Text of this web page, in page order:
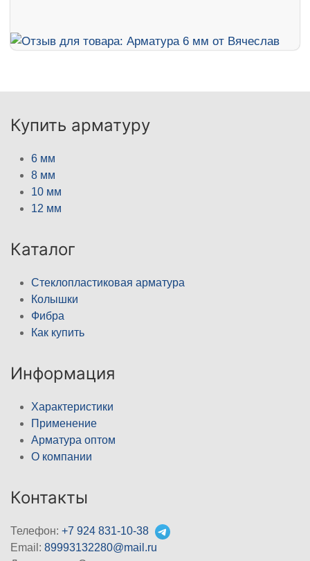
Купить арматуру
6 мм
8 мм
10 мм
12 мм
Каталог
Стеклопластиковая арматура
Колышки
Фибра
Как купить
Информация
Характеристики
Применение
Арматура оптом
О компании
Контакты
Телефон: +7 924 831-10-38
Email: 89993132280@mail.ru